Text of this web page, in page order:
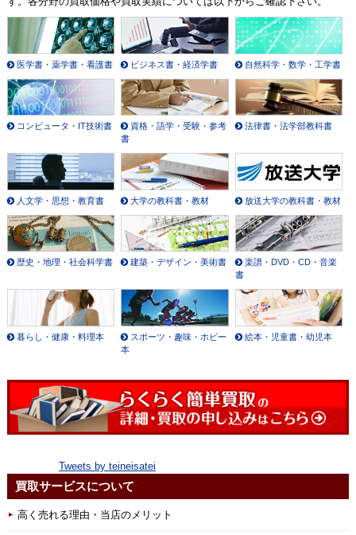
医学書・薬学書・看護書 ビジネス書・経済学書 自然科学・数学・工学書
コンピュータ・IT技術書
資格・語学・受験・参考
書
法律書・法学部教科書
人文学・思想・教育書 大学の教科書・教材 放送大学の教科書・教材
歴史・地理・社会科学書 建築・デザイン・美術書
楽譜・DVD・CD・音楽
書
暮らし・健康・料理本
スポーツ・趣味・ホビー
本
絵本・児童書・幼児本
Tweets by teineisatei
買取サービスについて
高く売れる理由・当店のメリット